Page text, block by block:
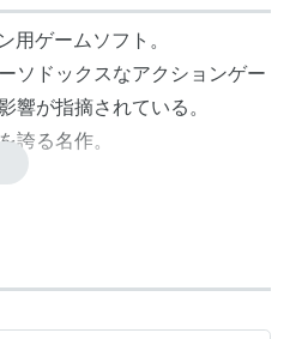
ゲームソフト。
ソドックスなアクションゲー
響が指摘されている。
誇る名作。